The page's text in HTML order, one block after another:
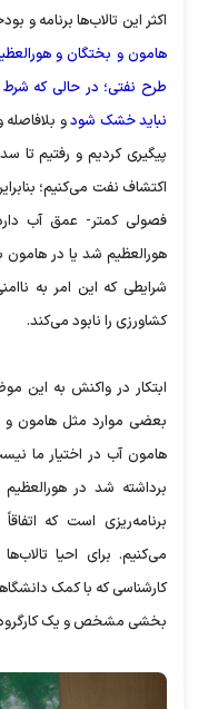
اکثر این تالاب‌ها برنامه و
هامون و بختگان و
طرح نفتی؛ در حالی که شرط
نباید خشک شودو بلافاصله
پیگیری کردیم و رفتیم تا
اکتشاف نفت می‌کنیم؛
فصولی کمتر- عمق آب
هور‌العظیم شد یا در هامون
شرایطی که این امر به
کشاورزی را نابود می‌کند.
ابتکار در واکنش به این
بعضی موارد مثل هامون و
هامون آب در اختیار ما
برداشته شد در
برنامه‌ریزی است که
می‌کنیم. برای احیا
کارشناسی که با کمک
بخشی مشخص و یک کارگروه